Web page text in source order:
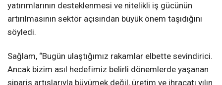
yatırımlarının desteklenmesi ve nitelikli iş gücünün
artırılmasının sektör açısından büyük önem taşıdığını
söyledi.
Sağlam, “Bugün ulaştığımız rakamlar elbette sevindirici.
Ancak bizim asıl hedefimiz belirli dönemlerde yaşanan
sipariş artışlarıyla büyümek değil, üretim ve ihracatı yılın